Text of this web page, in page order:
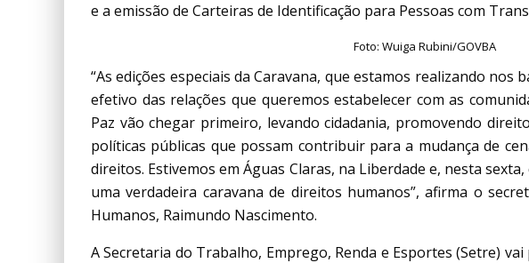
e a emissão de Carteiras de Identificação para Pessoas com
Foto: Wuiga Rubini/GOVBA
“As edições especiais da Caravana, que estamos realizando nos
efetivo das relações que queremos estabelecer com as
Paz vão chegar primeiro, levando cidadania, promovendo
políticas públicas que possam contribuir para a mudança de
direitos. Estivemos em Águas Claras, na Liberdade e, nesta
uma verdadeira caravana de direitos humanos”, afirma o
Humanos, Raimundo Nascimento.
A Secretaria do Trabalho, Emprego, Renda e Esportes (Setre)